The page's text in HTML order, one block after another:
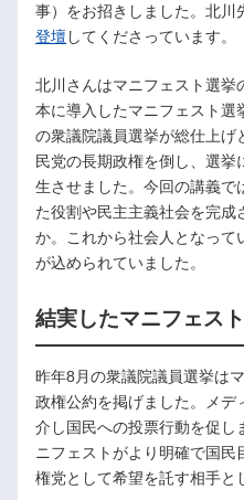
事）をお招きしました。北川
登壇 してくださっています。
北川さんはマニフェスト選挙
本に導入したマニフェスト選
の衆議院議員選挙が総仕上げ
民党の長期政権を倒し、選
生させました。今回の講義で
た役割や民主主義社会を完
か。これから社会人となって
が込められていました。
結実したマニフェス
昨年8月の衆議院議員選挙は
政権公約を掲げました。メデ
介し国民への投票行動を促し
ニフェストがより明確で国民
権党として希望を託す相手と